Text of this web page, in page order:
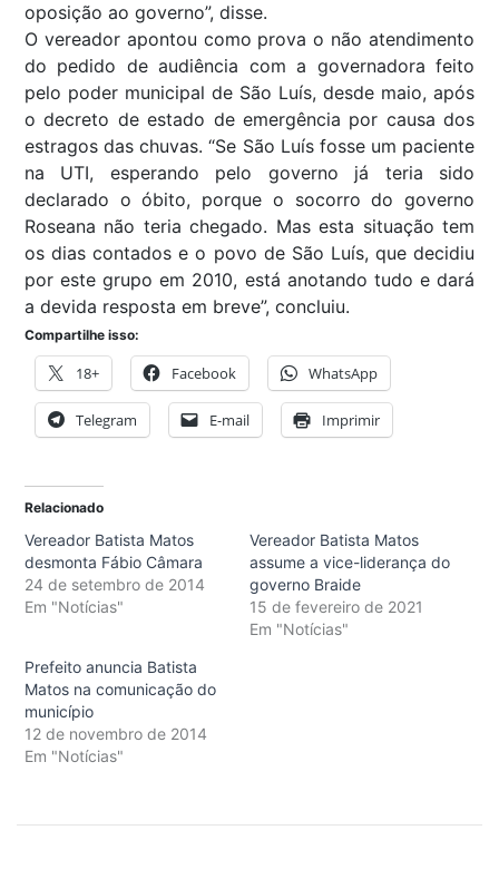
oposição ao governo”, disse.
O vereador apontou como prova o não atendimento
do pedido de audiência com a governadora feito
pelo poder municipal de São Luís, desde maio, após
o decreto de estado de emergência por causa dos
estragos das chuvas. “Se São Luís fosse um paciente
na UTI, esperando pelo governo já teria sido
declarado o óbito, porque o socorro do governo
Roseana não teria chegado. Mas esta situação tem
os dias contados e o povo de São Luís, que decidiu
por este grupo em 2010, está anotando tudo e dará
a devida resposta em breve”, concluiu.
Compartilhe isso:
18+ Facebook WhatsApp
Telegram E-mail Imprimir
Relacionado
Vereador Batista Matos
desmonta Fábio Câmara
24 de setembro de 2014
Em "Notícias"
Vereador Batista Matos
assume a vice-liderança do
governo Braide
15 de fevereiro de 2021
Em "Notícias"
Prefeito anuncia Batista
Matos na comunicação do
município
12 de novembro de 2014
Em "Notícias"